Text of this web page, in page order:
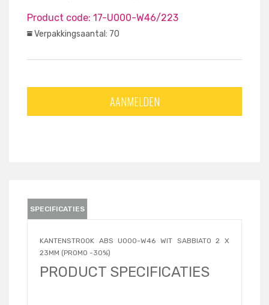
Product code: 17-U000-W46/223
Verpakkingsaantal: 70
AANMELDEN
SPECIFICATIES
KANTENSTROOK ABS U000-W46 WIT SABBIATO 2 X
23MM (PROMO -30%)
PRODUCT SPECIFICATIES